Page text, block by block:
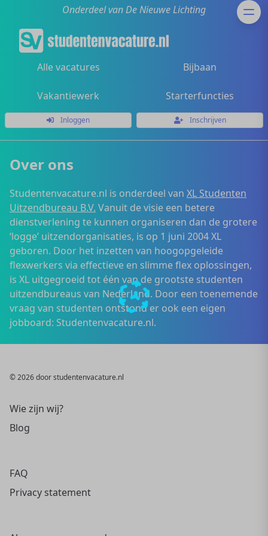
Onderdeel van De Nieuwe Lichting
Alle vacatures Bijbaan
Vakantiewerk Starterfuncties
Inloggen Inschrijven
Over ons
Studentenvacature.nl is onderdeel van XL Studenten
Uitzendbureau B.V. Vanuit de visie een betere
dienstverlening te kunnen organiseren dan de grotere
‘logge’ uitzendorganisaties, is op 1 juni 2004 XL
geboren. Door het inzetten van hoogopgeleide
flexwerkers via effectieve en slimme flex oplossingen,
is XL uitgegroeid tot één van de grootste studenten
uitzendbureaus van Nederland. Door een toenemende
vraag van studenten ontstond er ook een eigen
jobboard: Studentenvacature.nl.
© 2026 door studentenvacature.nl
Wie zijn wij?
Blog
FAQ
Privacy statement